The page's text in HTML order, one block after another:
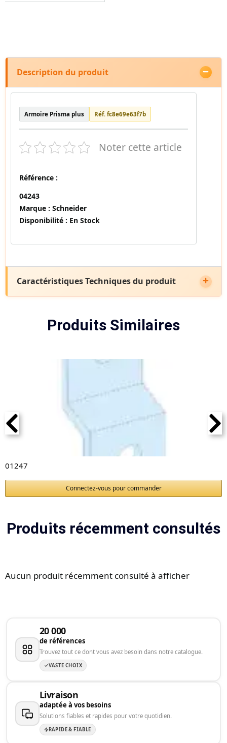
Description du produit
Armoire Prisma plus Réf. fc8e69e63f7b
Noter cette article
Référence :
04243
Marque : Schneider
Disponibilité : En Stock
Caractéristiques Techniques du produit
Produits Similaires
01247
Connectez-vous pour commander
Produits récemment consultés
Aucun produit récemment consulté à afficher
20 000
de références
Trouvez tout ce dont vous avez besoin dans notre catalogue.
VASTE CHOIX
Livraison
adaptée à vos besoins
Solutions fiables et rapides pour votre quotidien.
RAPIDE & FIABLE